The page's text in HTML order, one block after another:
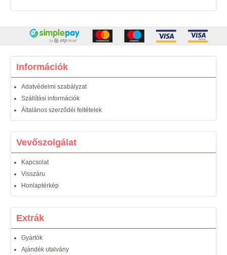
Információk
Adatvédelmi szabályzat
Szállítási információk
Általános szerződéi feltételek
Vevőszolgálat
Kapcsolat
Visszáru
Honlaptérkép
Extrák
Gyártók
Ajándék utalvány